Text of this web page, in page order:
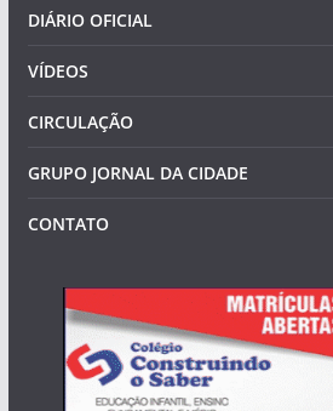
DIÁRIO OFICIAL
VÍDEOS
CIRCULAÇÃO
GRUPO JORNAL DA CIDADE
CONTATO